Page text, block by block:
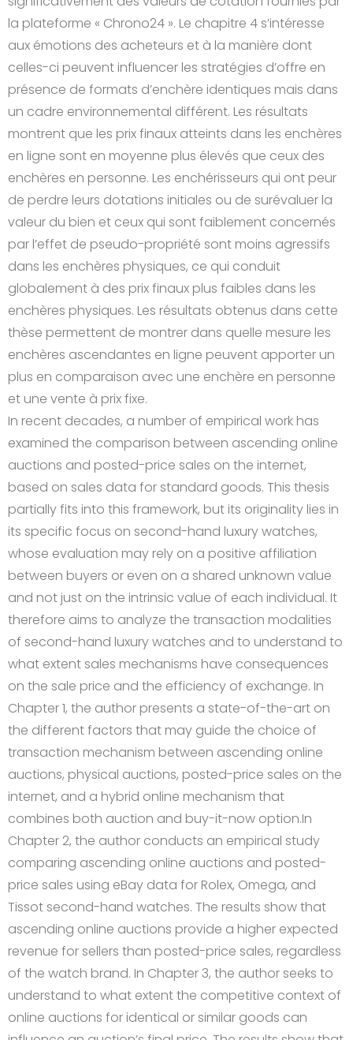
la plateforme « Chrono24 ». Le chapitre 4 s’intéresse
aux émotions des acheteurs et à la manière dont
celles-ci peuvent influencer les stratégies d’offre en
présence de formats d’enchère identiques mais dans
un cadre environnemental différent. Les résultats
montrent que les prix finaux atteints dans les enchères
en ligne sont en moyenne plus élevés que ceux des
enchères en personne. Les enchérisseurs qui ont peur
de perdre leurs dotations initiales ou de surévaluer la
valeur du bien et ceux qui sont faiblement concernés
par l’effet de pseudo-propriété sont moins agressifs
dans les enchères physiques, ce qui conduit
globalement à des prix finaux plus faibles dans les
enchères physiques. Les résultats obtenus dans cette
thèse permettent de montrer dans quelle mesure les
enchères ascendantes en ligne peuvent apporter un
plus en comparaison avec une enchère en personne
et une vente à prix fixe.
In recent decades, a number of empirical work has
examined the comparison between ascending online
auctions and posted-price sales on the internet,
based on sales data for standard goods. This thesis
partially fits into this framework, but its originality lies in
its specific focus on second-hand luxury watches,
whose evaluation may rely on a positive affiliation
between buyers or even on a shared unknown value
and not just on the intrinsic value of each individual. It
therefore aims to analyze the transaction modalities
of second-hand luxury watches and to understand to
what extent sales mechanisms have consequences
on the sale price and the efficiency of exchange. In
Chapter 1, the author presents a state-of-the-art on
the different factors that may guide the choice of
transaction mechanism between ascending online
auctions, physical auctions, posted-price sales on the
internet, and a hybrid online mechanism that
combines both auction and buy-it-now option.In
Chapter 2, the author conducts an empirical study
comparing ascending online auctions and posted-
price sales using eBay data for Rolex, Omega, and
Tissot second-hand watches. The results show that
ascending online auctions provide a higher expected
revenue for sellers than posted-price sales, regardless
of the watch brand. In Chapter 3, the author seeks to
understand to what extent the competitive context of
online auctions for identical or similar goods can